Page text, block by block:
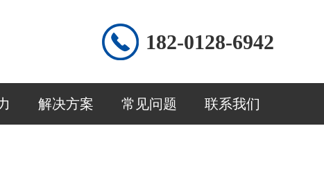
182-0128-6942
解决方案 常见问题 联系我们